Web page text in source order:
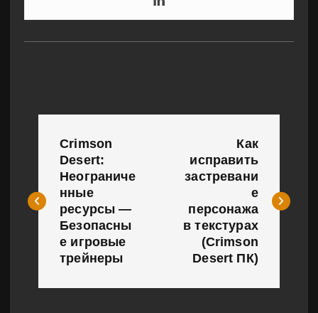
в
и
Crimson
Desert:
Неограниче
нные
ресурсы —
Безопасны
е игровые
трейнеры
Как
исправить
застревани
е
персонажа
в текстурах
(Crimson
Desert ПК)